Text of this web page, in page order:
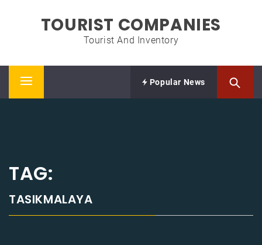
TOURIST COMPANIES
Tourist And Inventory
Primary
Popular News
TAG:
TASIKMALAYA